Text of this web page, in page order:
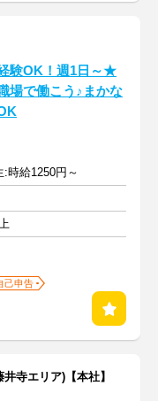
験OK！週1日～★
場で働こう♪まかな
時給1250円～
己申告
寺エリア)【本社】